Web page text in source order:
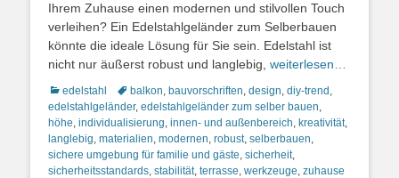
Ihrem Zuhause einen modernen und stilvollen Touch
verleihen? Ein Edelstahlgeländer zum Selberbauen
könnte die ideale Lösung für Sie sein. Edelstahl ist
nicht nur äußerst robust und langlebig, weiterlesen…
Kategorien
edelstahl Schlagworte
balkon, bauvorschriften, design, diy-trend ,
edelstahlgeländer, edelstahlgeländer zum selber bauen,
höhe, individualisierung, innen- und außenbereich, kreativität,
langlebig, materialien, modernen, robust, selberbauen,
sichere umgebung für familie und gäste, sicherheit,
sicherheitsstandards, stabilität, terrasse, werkzeuge, zuhause